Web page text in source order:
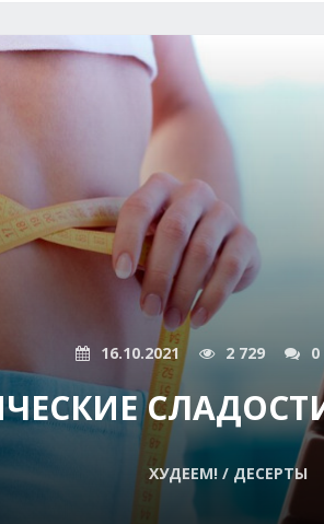
16.10.2021 2 729 0
ХУДЕЕМ! / ДЕСЕРТЫ